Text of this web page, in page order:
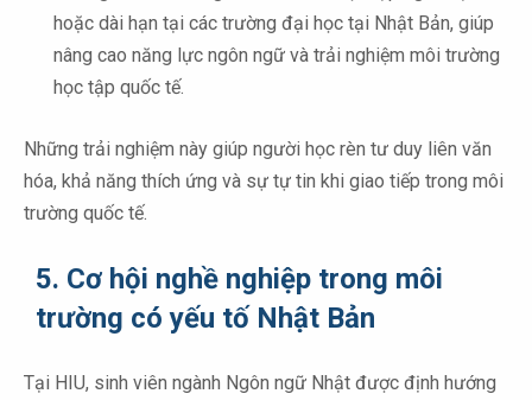
hoặc dài hạn tại các trường đại học tại Nhật Bản, giúp
nâng cao năng lực ngôn ngữ và trải nghiệm môi trường
học tập quốc tế.
Những trải nghiệm này giúp người học rèn tư duy liên văn
hóa, khả năng thích ứng và sự tự tin khi giao tiếp trong môi
trường quốc tế.
5. Cơ hội nghề nghiệp trong môi
trường có yếu tố Nhật Bản
Tại HIU, sinh viên ngành Ngôn ngữ Nhật được định hướng